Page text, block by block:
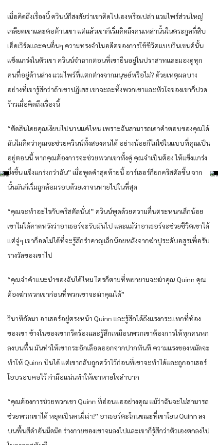
เมื่อคิดถึงเรื่องนี้ ควินน์ก็สงสัยว่าเขาคิดไปเองหรือเปล่า แวมไพร์ส่วนใหญ่
เกลียดเขาและต่อต้านเขา แต่แล้วเขาก็เริ่มคิดถึงคนเหล่านั้นในตระกูลที่สิบ
เอ็ดเวิร์ดและคนอื่นๆ ความทรงจำในอดีตของการใช้ชีวิตแบบวินเซนต์นั้น
แข็งแกร่งในตัวเขา ควินน์จำฉากตอนที่เขายืนอยู่ในปราสาทและมองดูทุก
คนที่อยู่ด้านล่าง แวมไพร์ที่แตกต่างจากมนุษย์หรือไม่? ด้วยเหตุผลบาง
อย่างที่เขารู้สึกว่าถ้าเขาปฏิเสธ เขาจะละทิ้งพวกเขาและหัวใจของเขาก็ปวด
ร้าวเมื่อคิดถึงเรื่องนี้
“ตัดสินโดยคุณเงียบไปนานแค่ไหน เพราะฉันสามารถเดาคำตอบของคุณได้
ฉันไม่คิดว่าคุณจะช่วยควินน์ทั้งสองคนได้ อย่างน้อยก็ไม่ใช่ในแบบที่คุณเป็น
อยู่ตอนนี้ หากคุณต้องการจะช่วยพวกเขาทั้งคู่ คุณจำเป็นต้อง ให้แข็งแกร่ง
ยิ่งขึ้น แข็งแกร่งกว่าฉัน” เมื่อพูดคำสุดท้ายนี้ อาร์เธอร์ก็ยกคริสตัลขึ้น จาก
นั้นมันก็เริ่มถูกล้อมรอบด้วยเงาจนหายไปในที่สุด
“คุณจะทำอะไรกับคริสตัลนั่น!” ควินน์พูดด้วยความตื่นตระหนกเล็กน้อย
เขาไม่ได้คาดหวังว่าอาเธอร์จะรับมันไป และแม้ว่าอาเธอร์จะช่วยชีวิตเขาได้
แต่จู่ๆ เขาก็อดไม่ได้ที่จะรู้สึกรำคาญเล็กน้อยหลังจากฆ่าปูระดับอสูรเพื่อรับ
รางวัลของเขาไป
“คุณจำคำแนะนำของฉันได้ไหม ใครก็ตามที่พยายามจะฆ่าคุณ Quinn คุณ
ต้องฆ่าพวกเขาก่อนที่พวกเขาจะฆ่าคุณได้”
วินาทีถัดมา อาเธอร์อยู่ตรงหน้า Quinn และรู้สึกได้ถึงแรงกระแทกที่ท้อง
ของเขา ข้างในของเขากรีดร้องและรู้สึกเหมือนพวกเขาต้องการให้ทุกคนหก
ลงบนพื้น มันทำให้เขากระอักเลือดออกจากปากทันที ความแรงของหมัดจะ
ทำให้ Quinn บินได้ แต่เขากลับถูกคว้าไว้ก่อนที่เขาจะทำได้และถูกอาเธอร์
โอบรอบคอไว้ กำมือแน่นทำให้เขาหายใจลำบาก
“คุณต้องการช่วยพวกเขา Quinn ที่อ่อนแออย่างคุณ แม้ว่าฉันจะไม่สามารถ
ช่วยพวกเขาได้ หยุดเป็นคนงี่เง่า!” อาเธอร์ตะโกนขณะที่เขาโยน Quinn ลง
บนพื้นสีดำอันมืดมิด ร่างกายของเขาจมลงไปและเขาก็รู้สึกว่าตัวเองตกลงไป